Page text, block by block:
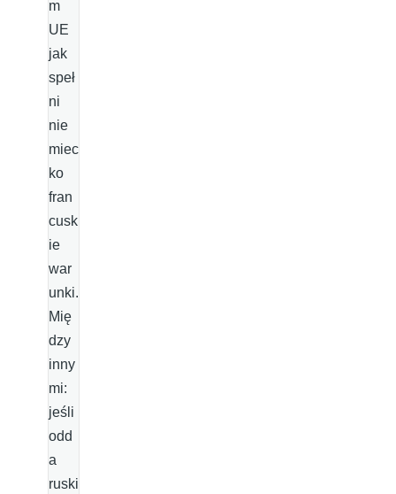
m
UE
jak
speł
ni
nie
miec
ko
fran
cusk
ie
war
unki.
Mię
dzy
inny
mi:
jeśli
odd
a
ruski